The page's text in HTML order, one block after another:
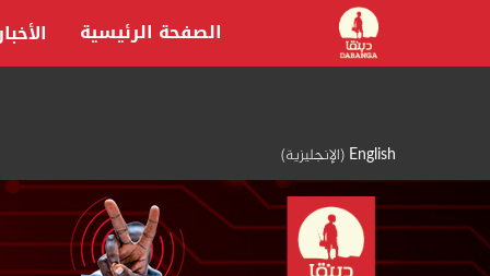
content
English
(الإنجليزية)
الصفحة الرئيسية